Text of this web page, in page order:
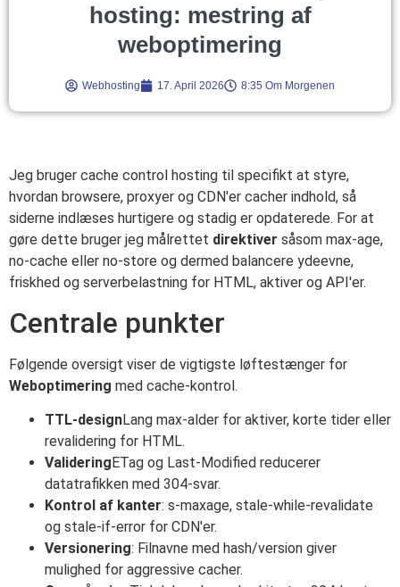
hosting: mestring af
weboptimering
Webhosting 17. April 2026 8:35 Om Morgenen
Jeg bruger cache control hosting til specifikt at styre,
hvordan browsere, proxyer og CDN'er cacher indhold, så
siderne indlæses hurtigere og stadig er opdaterede. For at
gøre dette bruger jeg målrettet direktiver såsom max-age,
no-cache eller no-store og dermed balancere ydeevne,
friskhed og serverbelastning for HTML, aktiver og API'er.
Centrale punkter
Følgende oversigt viser de vigtigste løftestænger for
Weboptimering med cache-kontrol.
TTL-designLang max-alder for aktiver, korte tider eller
revalidering for HTML.
Validering ETag og Last-Modified reducerer
datatrafikken med 304-svar.
Kontrol af kanter: s-maxage, stale-while-revalidate
og stale-if-error for CDN'er.
Versionering: Filnavne med hash/version giver
mulighed for aggressive cacher.